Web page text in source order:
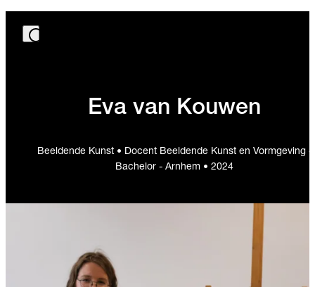
Eva van Kouwen
Beeldende Kunst • Docent Beeldende Kunst en Vormgeving -
Bachelor - Arnhem • 2024